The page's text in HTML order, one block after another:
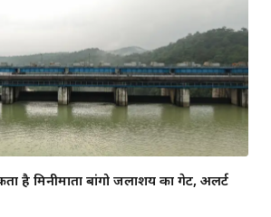
है मिनीमाता बांगो जलाशय का गेट, अलर्ट